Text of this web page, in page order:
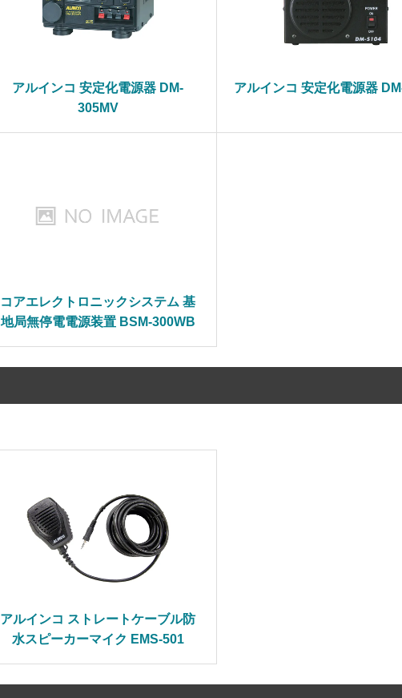
アルインコ 安定化電源器 DM-
305MV
アルインコ 安定化電源器
コアエレクトロニックシステム 基
地局無停電電源装置 BSM-300WB
アルインコ ストレートケーブル防
水スピーカーマイク EMS-501